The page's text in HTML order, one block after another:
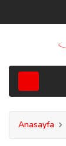
Anasayfa